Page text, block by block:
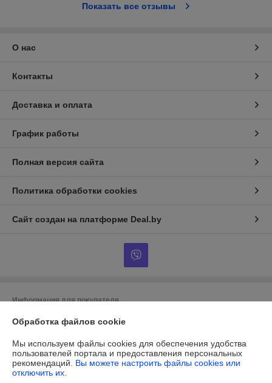
Показать все отзывы
О нас
Контакты
Доставка и оплата
График работы
Полная версия сайта
Политика обработки cookies
Сайт создан на платформе Deal.by
Информация для покупателя
Юридическое лицо:ОБЩЕСТВО С ОГРАНИЧЕННОЙ
ОТВЕТСТВЕННОСТЬЮ «МАЙАКС»
Брестская, 1А
Регистрационный номер ЕГР: 291188890
Обработка файлов cookie
Мы используем файлы cookies для обеспечения удобства
пользователей портала и предоставления персональных
рекомендаций. Вы можете настроить файлы cookies или
отключить их.